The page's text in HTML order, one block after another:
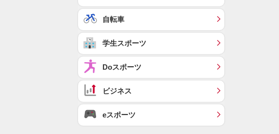
自転車
学生スポーツ
Doスポーツ
ビジネス
eスポーツ